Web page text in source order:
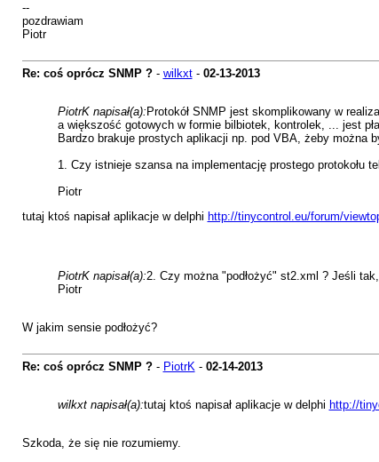
--
pozdrawiam
Piotr
Re: coś oprócz SNMP ?- wilkxt- 02-13-2013
PiotrK napisał(a): Protokół SNMP jest skomplikowany w
a większość gotowych w formie bilbiotek, kontrolek, ... jest
Bardzo brakuje prostych aplikacji np. pod VBA, żeby można
1. Czy istnieje szansa na implementację prostego protokołu
Piotr
tutaj ktoś napisał aplikacje w delphi http://tinycontrol.eu/forum/
PiotrK napisał(a):2. Czy można "podłożyć" st2.xml ? Jeśli
Piotr
W jakim sensie podłożyć?
Re: coś oprócz SNMP ?- PiotrK- 02-14-2013
wilkxt napisał(a):tutaj ktoś napisał aplikacje w delphi http://
Szkoda, że się nie rozumiemy.